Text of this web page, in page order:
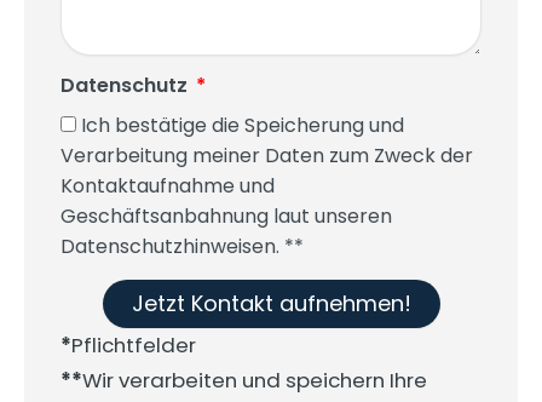
Datenschutz
Ich bestätige die Speicherung und
Verarbeitung meiner Daten zum Zweck der
Kontaktaufnahme und
Geschäftsanbahnung laut unseren
Datenschutzhinweisen. **
Jetzt Kontakt aufnehmen!
*Pflichtfelder
**Wir verarbeiten und speichern Ihre